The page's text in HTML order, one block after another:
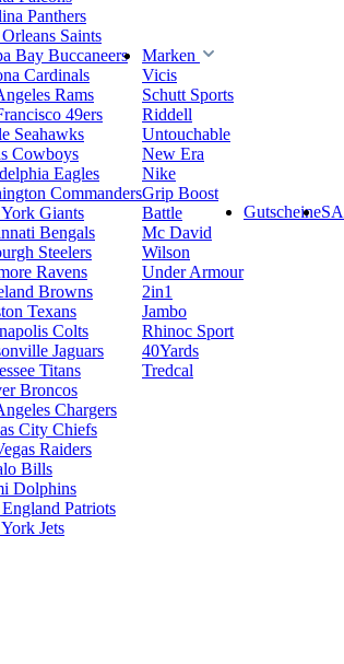
Panthers
Saints
Bay Buccaneers
Cardinals
Rams
49ers
Seahawks
Cowboys
Eagles
Commanders
Giants
Bengals
Steelers
Ravens
Browns
Texans
Colts
Jaguars
Titans
Broncos
Chargers
City Chiefs
Raiders
Bills
Dolphins
Patriots
Jets
Marken
Vicis
Schutt Sports
Riddell
Untouchable
New Era
Nike
Grip Boost
Battle
Mc David
Wilson
Under Armour
2in1
Jambo
Rhinoc Sport
40Yards
Tredcal
Gutscheine